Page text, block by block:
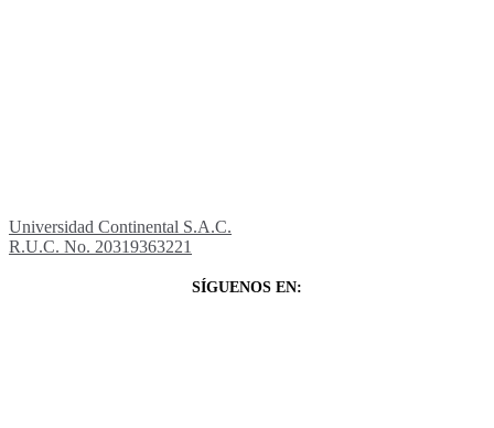
Universidad Continental S.A.C.
R.U.C. No. 20319363221
SÍGUENOS EN: